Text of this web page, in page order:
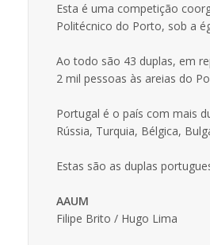
Esta é uma competição
Politécnico do Porto, sob a
Ao todo são 43 duplas, em
2 mil pessoas às areias do
Portugal é o país com mais
Rússia, Turquia, Bélgica,
Estas são as duplas
AAUM
Filipe Brito / Hugo Lima